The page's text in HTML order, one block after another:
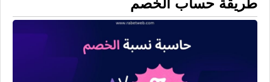
طريقة حساب الخصم